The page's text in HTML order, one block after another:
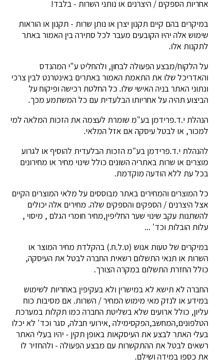
אחריות הספקים / היצרנים או נותני השרות - בלבד!
במיקרים בהם קיים תקנון יצרן או נותן שרות - תקנון או הוראות
שימוש אלה יהיו הקובעים מעבר לכל סתירה בין האמור באתר
לתקנות אלו.
על הלקוח/מבצע הפעולה לבחון, ולהחליט ע"י המהנדס
והאדריכל שלו את התאמת האמור באתרים באינטרנט לבין צרכי
ונתוני האתר בניה האישי שלו. כל החלטת רכישה ופיקוח על
הביצוע תהיה על אחריותו הבלעדית עם כל המשתמע מכך.
הנהלת י.ד.פרידמן בע"מ שומרת לעצמה את הזכות המלאה למי
למכור, או לבטל עיסקה אם אזל המלאי.
להנהלת י.ד.פרידמן בע"מ הזכות הבלעדית להוסיף או לגרוע
מוצרים או שרות באתריה השונים כולל שינוי מחיר או מחירונים
בכל עת ללא הודעה מוקדמת.
כל המוצרים והמחירים באתר מבוססים על מלאי המוצרים הקיים
אצל היצרנים / הספקים והספקים שלה. מחירים אלה יכולים
להשתנות עקב שינוי שער החליפין,מחיר חומרי הגלם , מיסוי ,
עלות הובלות וכד' ...
במיקרים של טעות אנוש (ט.ל.ח.) בהקלדת מחיר המוצר או
השרות או תנאי התשלום רשאית החברה לבטל את העיסקה,
כולל החזרת התשלום במקרה הצורך.
החברה לא תישא לא במישרין ולא בעקיפין באחריות לשימוש
במידע או לנזק מאי מימוש המחיר / השרות. אם מסיבות כוח
עליון, כולל ארועים שלא בשליטת החברה כמו תקלות במערכת
הטלפונים,המחשב,הפקסימילה ,אירועי חבלה, סגר וכד' לא יכלו
בעלי האתר לבצע את העיסקאות באופן תקין - יהיו בעלי האתר
רשאים לבטל את ההתקשרות עם מבצע הפעולה - ולהחזיר לו
את כספו במידה ושילם.